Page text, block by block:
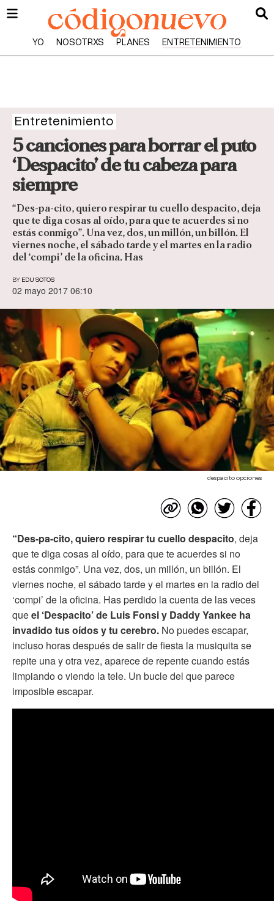
YO NOSOTRXS PLANES ENTRETENIMIENTO
Entretenimiento
5 canciones para borrar el puto
‘Despacito’ de tu cabeza para
siempre
“Des-pa-cito, quiero respirar tu cuello despacito, deja
que te diga cosas al oído, para que te acuerdes si no
estás conmigo”. Una vez, dos, un millón, un billón. El
viernes noche, el sábado tarde y el martes en la radio
del ‘compi’ de la oficina. Has
BY EDU SOTOS
02 mayo 2017 06:10
despacito opciones
“Des-pa-cito,quiero respirar tu cuello despacito, deja
que te diga cosas al oído, para que te acuerdes si no
estás conmigo”. Una vez, dos, un millón, un billón. El
viernes noche, el sábado tarde y el martes en la radio del
‘compi’ de la oficina. Has perdido la cuenta de las veces
queel ‘Despacito’ de Luis Fonsi y Daddy Yankee ha
invadido tus oídos y tu cerebro. No puedes escapar,
incluso horas después de salir de fiesta la musiquita se
repite una y otra vez, aparece de repente cuando estás
limpiando o viendo la tele. Un bucle del que parece
imposible escapar.